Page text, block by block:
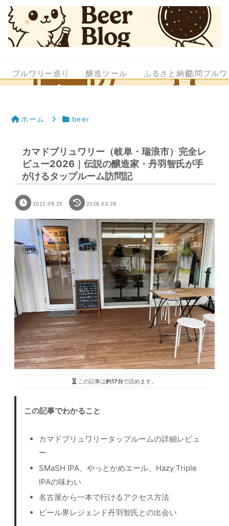
ブルワリー巡り 醸造ツール ふるさと納税訪問ブル
ホーム beer
カマドブリュワリー（岐阜・瑞浪市）完全レ
ビュー2026｜伝説の醸造家・丹羽智氏が手
がけるタップルーム訪問記
2022.09.25 2026.03.29
この記事は約17分で読めます。
この記事でわかること
カマドブリュワリータップルームの詳細レビュ
ー
SMaSH IPA、やっとかめエール、Hazy Triple
IPAの味わい
名古屋から一本で行けるアクセス方法
ビール界レジェンド丹羽智氏との出会い